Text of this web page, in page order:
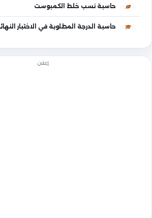
حاسبة نسب خلط الكمبوست
حاسبة الدرجة المطلوبة في الاختبار
إعلان